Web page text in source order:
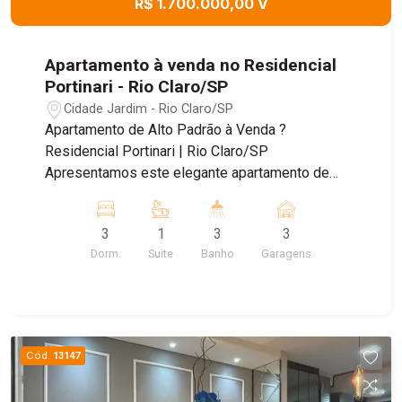
R$ 1.700.000,00 V
Apartamento à venda no Residencial
Portinari - Rio Claro/SP
Cidade Jardim - Rio Claro/SP
Apartamento de Alto Padrão à Venda ?
Residencial Portinari | Rio Claro/SP
Apresentamos este elegante apartamento de
sofisticação e qualidade de vida em uma das
localizações mais desejadas de Rio Claro. O
imóvel conta com 3 dormitórios, sendo que um
proprietário. Todos os ambientes são ricos em
móveis planejados, oferecendo praticidade e
excelente aproveitamento dos espaços. Os
3
Dorm.
1
Suite
3
Banho
3
Garagens
Cód. 13147